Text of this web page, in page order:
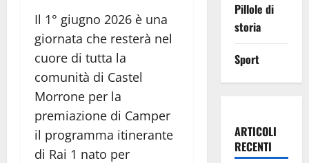
Il 1° giugno 2026 è una
giornata che resterà nel
cuore di tutta la
comunità di Castel
Morrone per la
premiazione di Camper
il programma itinerante
di Rai 1 nato per
Pillole di
storia
Sport
ARTICOLI
RECENTI